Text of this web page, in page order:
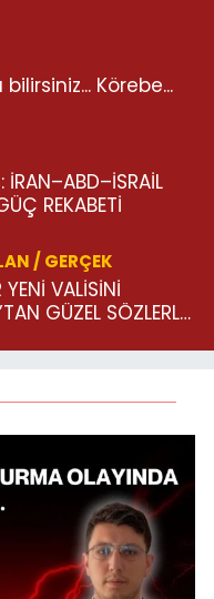
Körebe...
REKABETİ
/ GERÇEK
VALİSİNİ
GÜZEL SÖZLERLE